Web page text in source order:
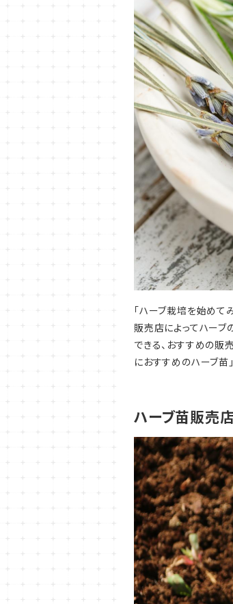
「ハーブ栽培を始めて
販売店によってハーブ
できる、おすすめの販
におすすめのハーブ苗
ハーブ苗販売